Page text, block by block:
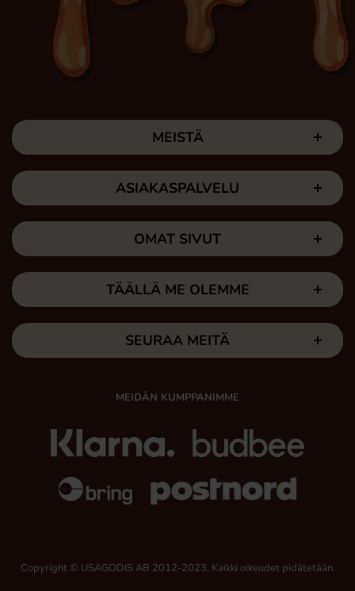
MEISTÄ
ASIAKASPALVELU
OMAT SIVUT
TÄÄLLÄ ME OLEMME
SEURAA MEITÄ
MEIDÄN KUMPPANIMME
Copyright © USAGODIS AB 2012-2023, Kaikki oikeudet pidätetään.